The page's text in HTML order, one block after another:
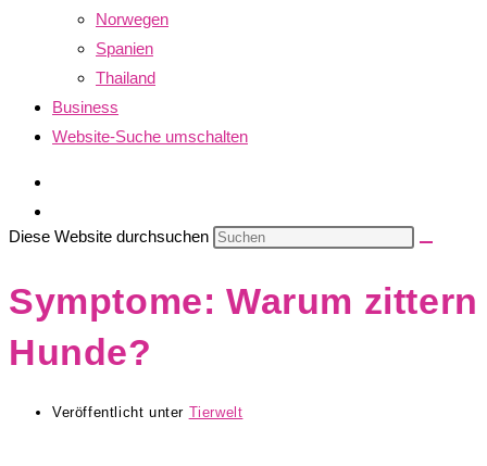
Norwegen
Spanien
Thailand
Business
Website-Suche umschalten
Diese Website durchsuchen
Symptome: Warum zittern
Hunde?
Veröffentlicht unter Tierwelt